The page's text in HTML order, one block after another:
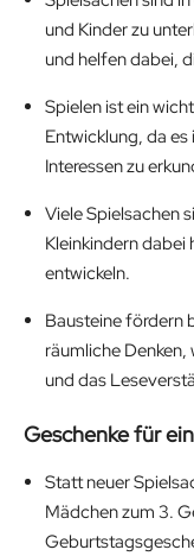
und Kinder zu
und helfen dabei,
Spielen ist ein
Entwicklung, da
Interessen zu
Viele Spielsachen
Kleinkindern dabei
entwickeln.
Bausteine fördern
räumliche
und das
Geschenke für
Statt neuer
Mädchen zum 3.